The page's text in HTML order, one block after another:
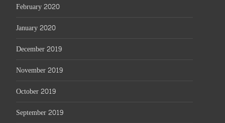
February 2020
January 2020
December 2019
November 2019
October 2019
September 2019